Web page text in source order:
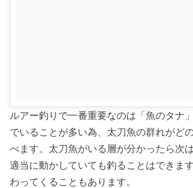
ルアー釣りで一番重要なのは「魚のタナ
でいることが多い為、太刀魚の群れがど
べます。太刀魚がいる層が分かったら次
適当に動かしていても釣ることはできま
わってくることもあります。